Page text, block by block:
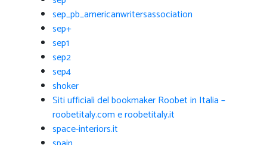
sep_pb_americanwritersassociation
sep+
sep1
sep2
sep4
shoker
Siti ufficiali del bookmaker Roobet in Italia –
roobetitaly.com e roobetitaly.it
space-interiors.it